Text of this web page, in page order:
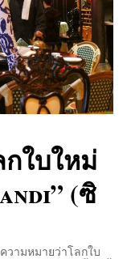
ใบใหม่
(ซิ
วามหมายว่าโลกใบ